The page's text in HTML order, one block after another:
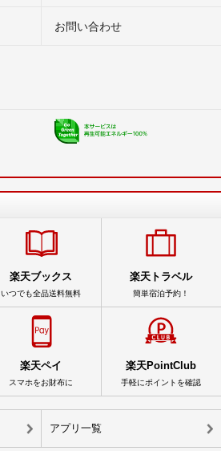
お問い合わせ
楽天ブックス
いつでも全品送料無料
楽天トラベル
簡単宿泊予約！
楽天ペイ
スマホをお財布に
楽天PointClub
手軽にポイントを確認
アプリ一覧